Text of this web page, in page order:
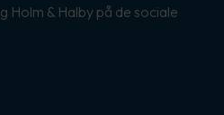
Holm & Halby på de sociale